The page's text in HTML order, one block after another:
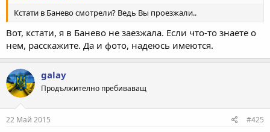
Кстати в Банево смотрели? Ведь Вы проезжали..
Вот, кстати, я в Банево не заезжала. Если что-то знаете о
нем, расскажите. Да и фото, надеюсь имеются.
galay
Продължително пребиваващ
22 Май 2015 #425